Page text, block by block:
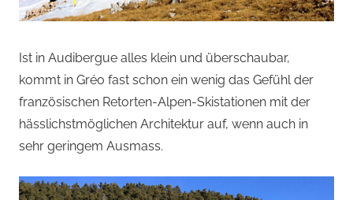
Ist in Audibergue alles klein und überschaubar,
kommt in Gréo fast schon ein wenig das Gefühl der
französischen Retorten-Alpen-Skistationen mit der
hässlichstmöglichen Architektur auf, wenn auch in
sehr geringem Ausmass.